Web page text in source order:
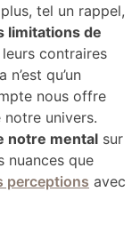
tel un rappel,
limitations de
contraires
n’est qu’un
nous offre
univers.
notre mental sur
nuances que
perceptions avec